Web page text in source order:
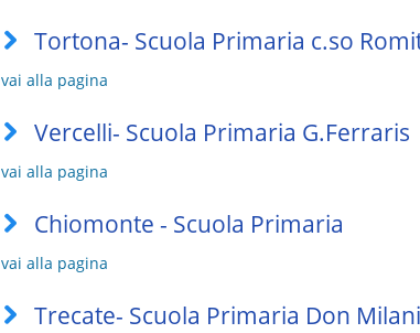
Tortona- Scuola Primaria c.so
vai alla pagina
Vercelli- Scuola Primaria G.Ferraris
vai alla pagina
Chiomonte - Scuola Primaria
vai alla pagina
Trecate- Scuola Primaria Don Milani